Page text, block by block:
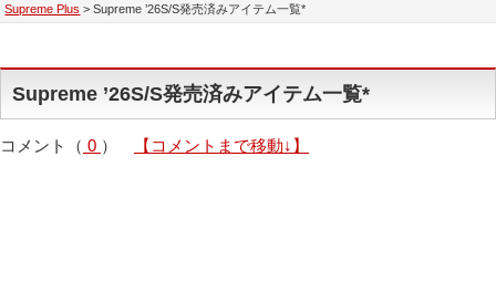
Supreme Plus >Supreme ’26S/S発売済みアイテム一覧*
Supreme ’26S/S発売済みアイテム一覧*
コメント（ 0 ） 【コメントまで移動↓】